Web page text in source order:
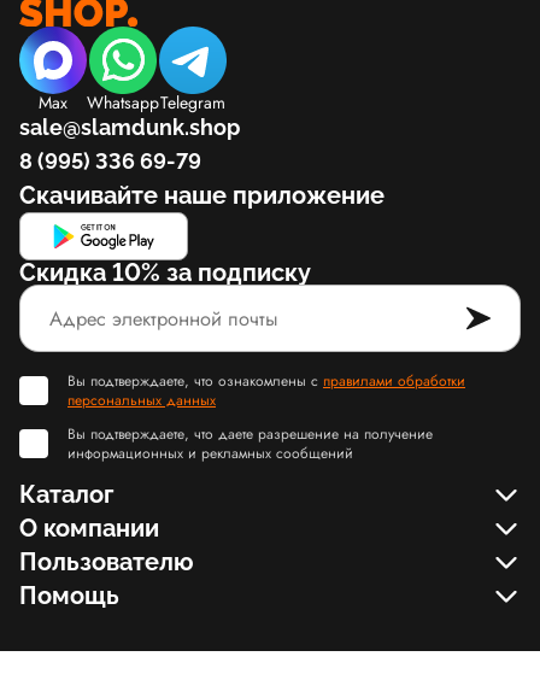
Max WhatsappTelegram
sale@slamdunk.shop
8 (995) 336 69-79
Скачивайте наше приложение
Скидка 10% за подписку
Вы подтверждаете, что ознакомлены с правилами обработки
персональных данных
Вы подтверждаете, что даете разрешение на получение
информационных и рекламных сообщений
Каталог
О компании
Пользователю
Помощь